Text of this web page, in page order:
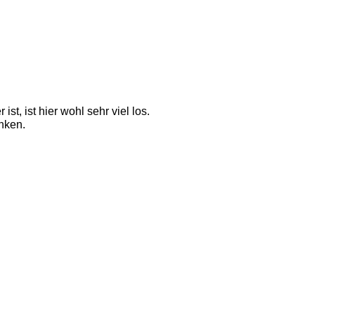
ist, ist hier wohl sehr viel los.